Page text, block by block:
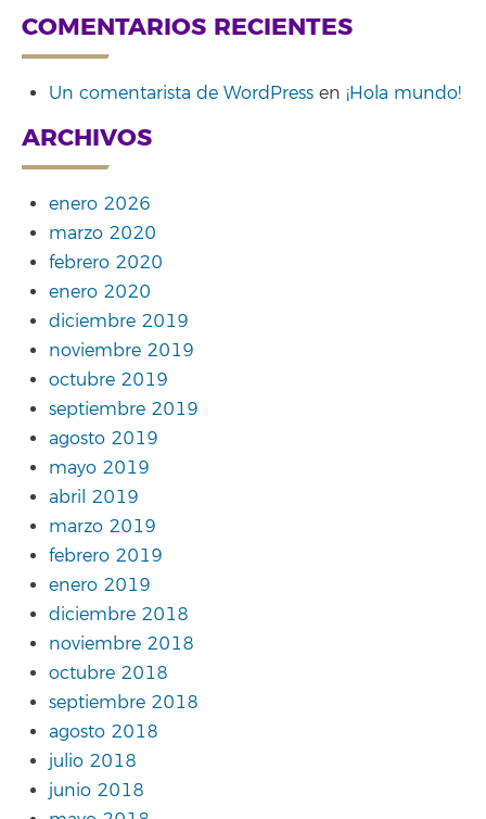
COMENTARIOS RECIENTES
Un comentarista de WordPress en ¡Hola mundo!
ARCHIVOS
enero 2026
marzo 2020
febrero 2020
enero 2020
diciembre 2019
noviembre 2019
octubre 2019
septiembre 2019
agosto 2019
mayo 2019
abril 2019
marzo 2019
febrero 2019
enero 2019
diciembre 2018
noviembre 2018
octubre 2018
septiembre 2018
agosto 2018
julio 2018
junio 2018